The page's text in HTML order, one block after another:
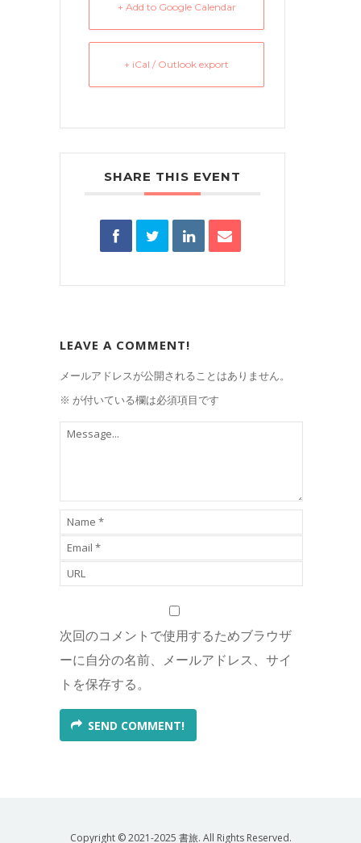
+ Add to Google Calendar
+ iCal / Outlook export
SHARE THIS EVENT
LEAVE A COMMENT!
メールアドレスが公開されることはありません。
※ が付いている欄は必須項目です
次回のコメントで使用するためブラウザ
ーに自分の名前、メールアドレス、サイ
トを保存する。
SEND COMMENT!
Copyright © 2021-2025 書旅. All Rights Reserved.